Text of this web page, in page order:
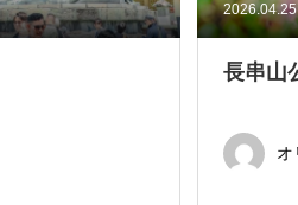
2026.04.25
長串山
オ